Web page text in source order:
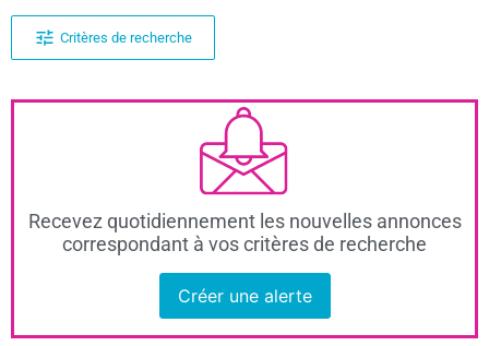
Critères de recherche
Recevez quotidiennement les nouvelles annonces
correspondant à vos critères de recherche
Créer une alerte